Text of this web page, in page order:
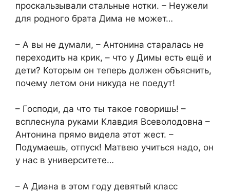
проскальзывали стальные нотки. – Неужели
для родного брата Дима не может…
– А вы не думали, – Антонина старалась не
переходить на крик, – что у Димы есть ещё и
дети? Которым он теперь должен объяснить,
почему летом они никуда не поедут!
– Господи, да что ты такое говоришь! –
всплеснула руками Клавдия Всеволодовна –
Антонина прямо видела этот жест. –
Подумаешь, отпуск! Матвею учиться надо, он
у нас в университете…
– А Диана в этом году девятый класс